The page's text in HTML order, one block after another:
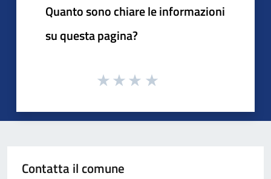
Quanto sono chiare le informazioni
su questa pagina?
Contatta il comune